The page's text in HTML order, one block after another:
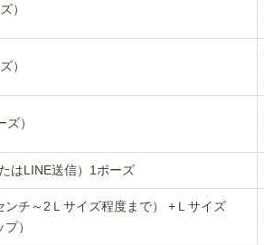
）
）
）
はLINE送信）1ポーズ
チ～2Ｌサイズ程度まで） +Ｌサイズ
）